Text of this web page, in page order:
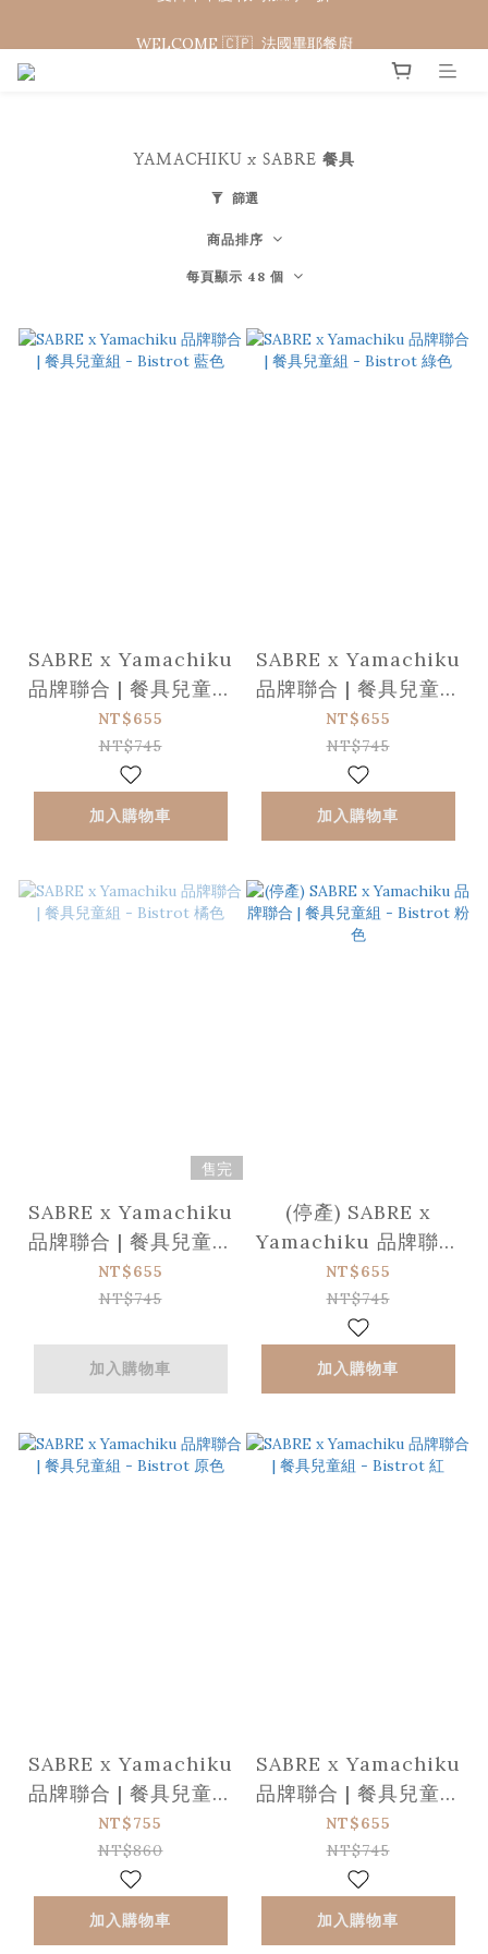
YAMACHIKU x SABRE 餐具
篩選
商品排序
每頁顯示 48 個
SABRE x Yamachiku
品牌聯合 | 餐具兒童組
- Bistrot 藍色
NT$655
NT$745
加入購物車
SABRE x Yamachiku
品牌聯合 | 餐具兒童組
- Bistrot 綠色
NT$655
NT$745
加入購物車
售完
SABRE x Yamachiku
品牌聯合 | 餐具兒童組
- Bistrot 橘色
NT$655
NT$745
加入購物車
(停產) SABRE x
Yamachiku 品牌聯合
| 餐具兒童組 -
Bistrot 粉色
NT$655
NT$745
加入購物車
SABRE x Yamachiku
品牌聯合 | 餐具兒童組
- Bistrot 原色
NT$755
NT$860
加入購物車
SABRE x Yamachiku
品牌聯合 | 餐具兒童組
- Bistrot 紅
NT$655
NT$745
加入購物車